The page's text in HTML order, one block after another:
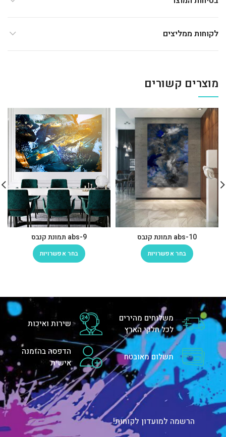
לקוחות ממליצים
מוצרים קשורים
abs-10 תמונת קנבס
בחר אפשרויות
abs-9 תמונת קנבס
בחר אפשרויות
משלוחים מהירים
לכל חלקי הארץ
שירות ואיכות
תשלום מאובטח
הדפסה בהזמנה
אישית
הרשמה למועדון לקוחות!